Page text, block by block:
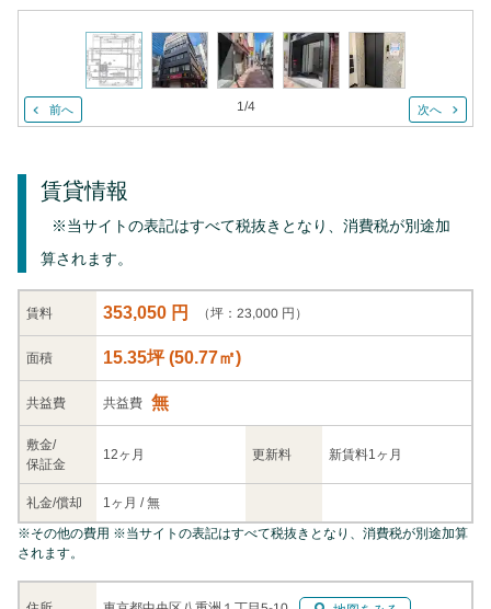
前へ 1/4 次へ
賃貸情報
※当サイトの表記はすべて税抜きとなり、消費税が別途加
算されます。
賃料 353,050 円 （坪：23,000 円）
面積 15.35坪(50.77㎡)
共益費 共益費 無
敷金/
保証金
12ヶ月 更新料 新賃料1ヶ月
礼金/償却 1ヶ月 /無
※その他の費用 ※当サイトの表記はすべて税抜きとなり、消費税が別途加算
されます。